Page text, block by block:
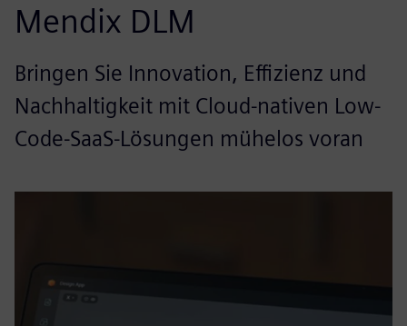
Mendix DLM
Bringen Sie Innovation, Effizienz und
Nachhaltigkeit mit Cloud-nativen Low-
Code-SaaS-Lösungen mühelos voran